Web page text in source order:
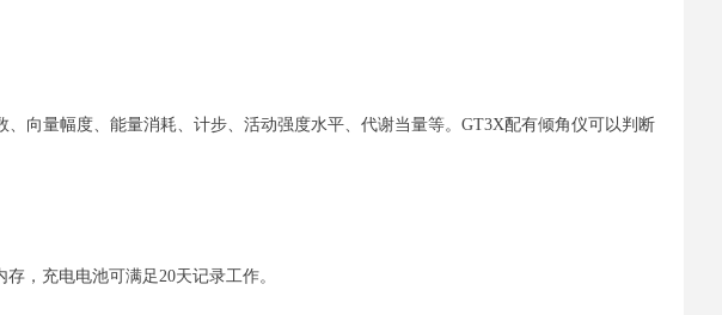
向量幅度、能量消耗、计步、活动强度水平、代谢当量等。GT3X配有倾角仪可以判断
，充电电池可满足20天记录工作。